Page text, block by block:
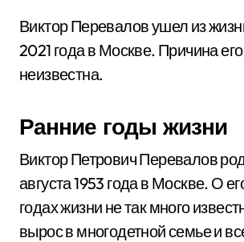
Виктор Перевалов ушел из
2021 года в Москве. Причина
неизвестна.
Ранние годы жизни
Виктор Петрович Перевалов
августа 1953 года в Москве. О
годах жизни не так много
вырос в многодетной семье и